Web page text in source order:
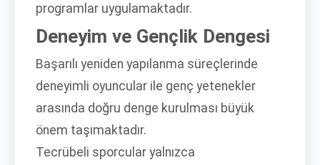
programlar uygulamaktadır.
Deneyim ve Gençlik Dengesi
Başarılı yeniden yapılanma süreçlerinde
deneyimli oyuncular ile genç yetenekler
arasında doğru denge kurulması büyük
önem taşımaktadır.
Tecrübeli sporcular yalnızca